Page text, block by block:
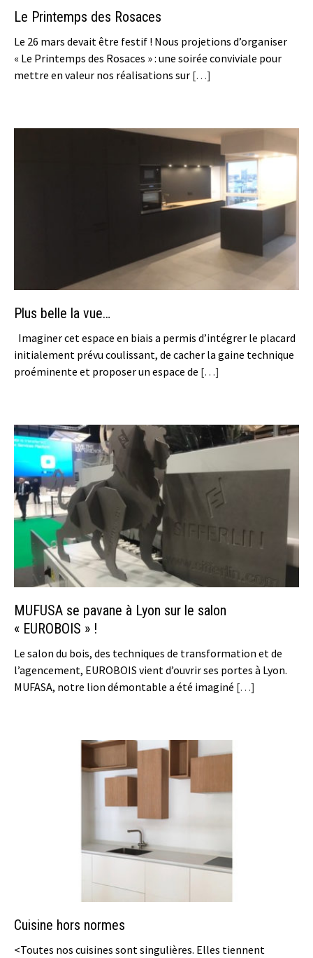
Le Printemps des Rosaces
Le 26 mars devait être festif ! Nous projetions d’organiser
« Le Printemps des Rosaces » : une soirée conviviale pour
mettre en valeur nos réalisations sur […]
Plus belle la vue…
Imaginer cet espace en biais a permis d’intégrer le placard
initialement prévu coulissant, de cacher la gaine technique
proéminente et proposer un espace de […]
MUFUSA se pavane à Lyon sur le salon
« EUROBOIS » !
Le salon du bois, des techniques de transformation et de
l’agencement, EUROBOIS vient d’ouvrir ses portes à Lyon.
MUFASA, notre lion démontable a été imaginé […]
Cuisine hors normes
<Toutes nos cuisines sont singulières. Elles tiennent